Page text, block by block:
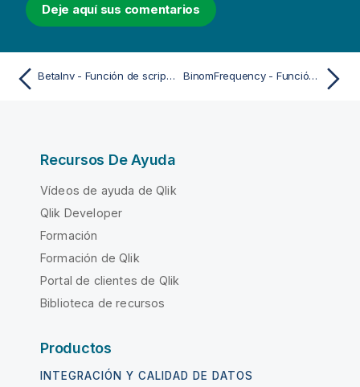
Deje aquí sus comentarios
BetaInv - Función de script y de gráfico BinomFrequency - Función de script y de gráfico
Recursos De Ayuda
Vídeos de ayuda de Qlik
Qlik Developer
Formación
Formación de Qlik
Portal de clientes de Qlik
Biblioteca de recursos
Productos
INTEGRACIÓN Y CALIDAD DE DATOS